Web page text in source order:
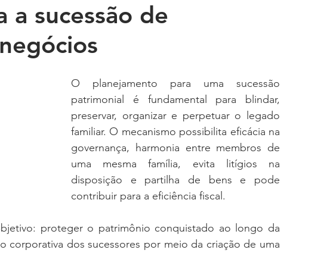
Meio ambiente Opinião
a sucessão de
O planejamento para uma sucessão
patrimonial é fundamental para blindar,
preservar, organizar e perpetuar o legado
familiar. O mecanismo possibilita eficácia na
governança, harmonia entre membros de
uma mesma família, evita litígios na
disposição e partilha de bens e pode
contribuir para a eficiência fiscal.
proteger o patrimônio conquistado ao longo da
corporativa dos sucessores por meio da criação de uma